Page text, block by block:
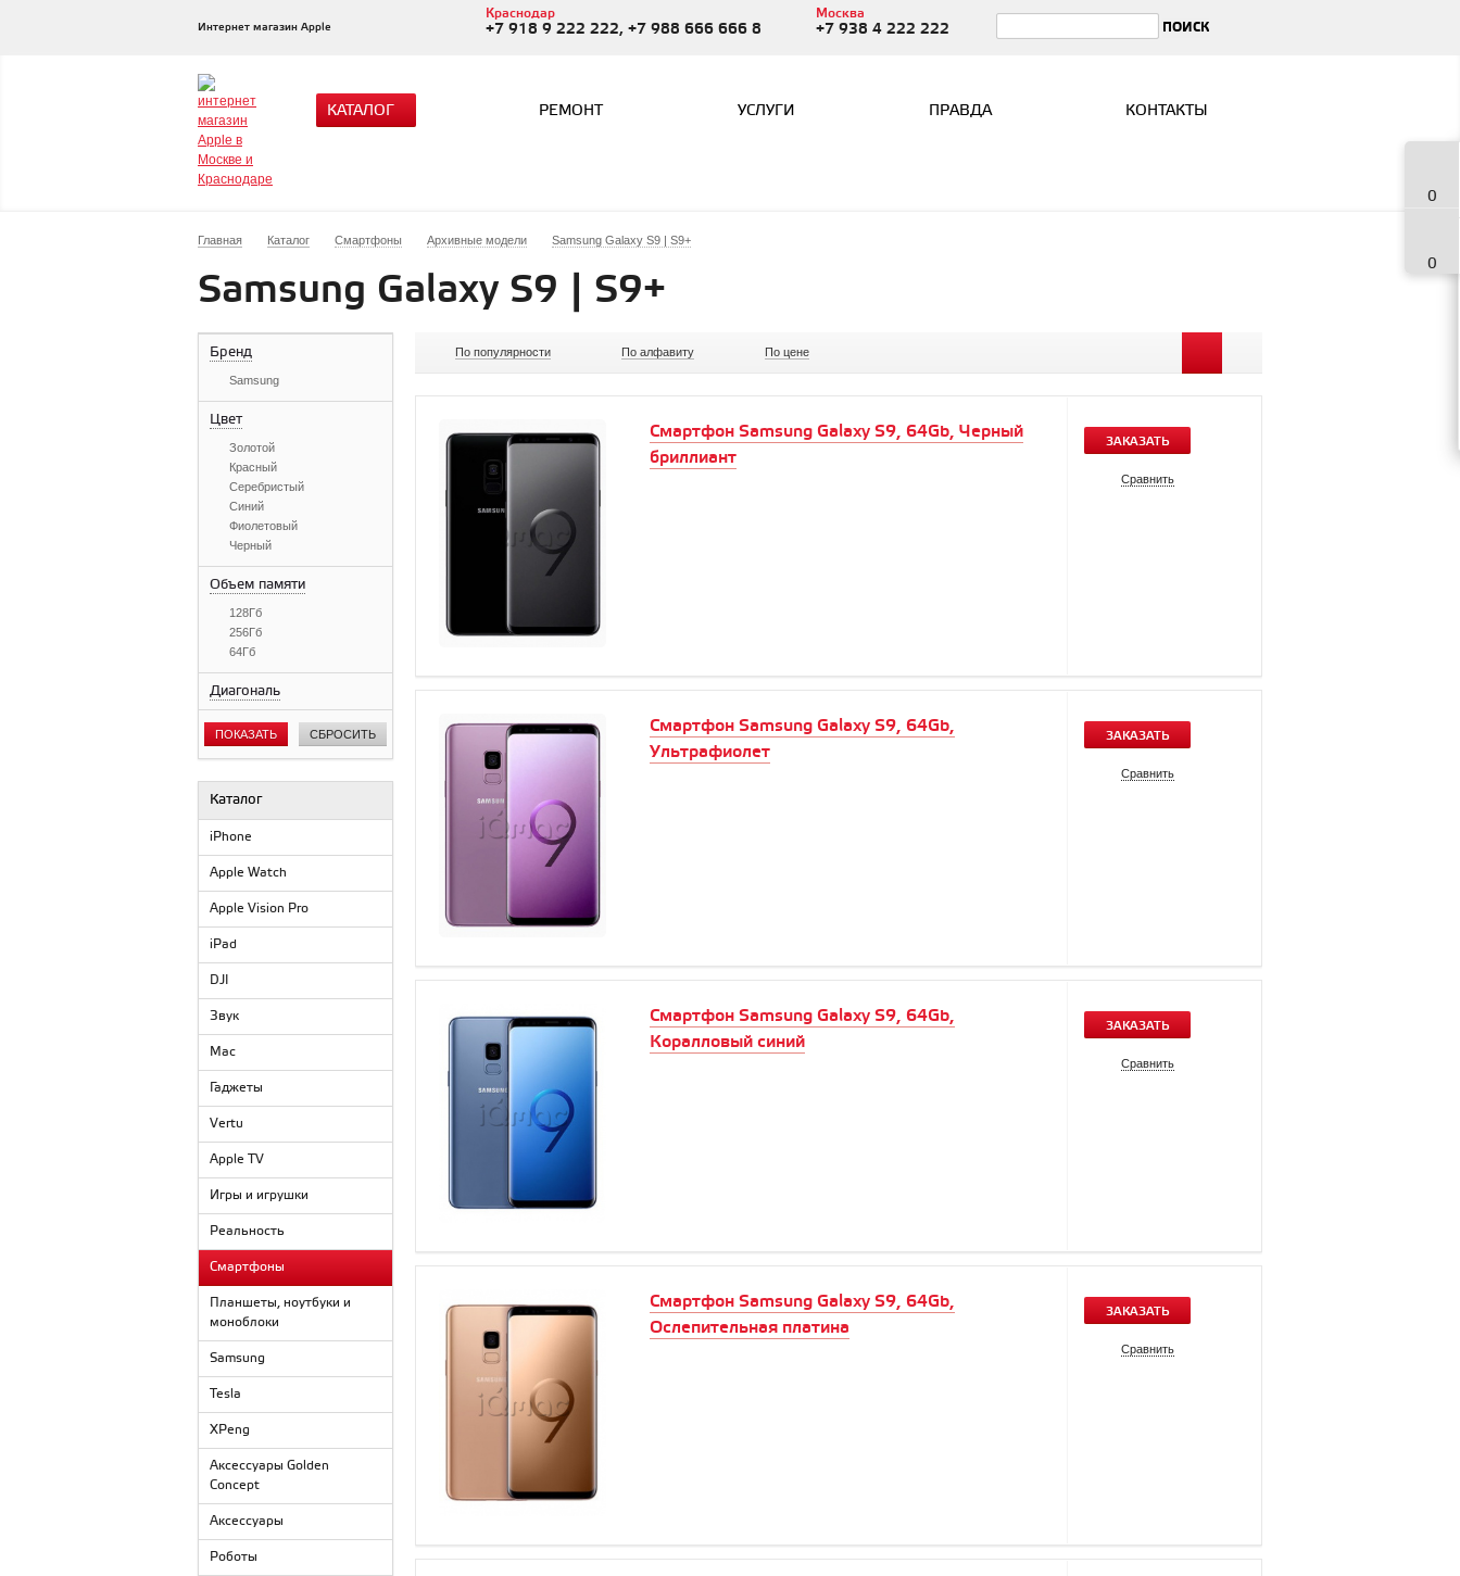
Интернет магазин Apple
Краснодар
+7 918 9 222 222, +7 988 666 666 8
Москва
+7 938 4 222 222
КАТАЛОГ РЕМОНТ УСЛУГИ ПРАВДА КОНТАКТЫ
0
0
Главная Каталог Смартфоны Архивные модели Samsung Galaxy S9 | S9+
Samsung Galaxy S9 | S9+
Бренд
Samsung
Цвет
Золотой
Красный
Серебристый
Синий
Фиолетовый
Черный
Объем памяти
128Гб
256Гб
64Гб
Диагональ
ПОКАЗАТЬ СБРОСИТЬ
Каталог
iPhone
Apple Watch
Apple Vision Pro
iPad
DJI
Звук
Mac
Гаджеты
Vertu
Apple TV
Игры и игрушки
Реальность
Смартфоны
Планшеты, ноутбуки и
моноблоки
Samsung
Tesla
XPeng
Аксессуары Golden
Concept
Аксессуары
Роботы
По популярности По алфавиту По цене
Смартфон Samsung Galaxy S9, 64Gb, Черный
бриллиант
ЗАКАЗАТЬ
Сравнить
Смартфон Samsung Galaxy S9, 64Gb,
Ультрафиолет
ЗАКАЗАТЬ
Сравнить
Смартфон Samsung Galaxy S9, 64Gb,
Коралловый синий
ЗАКАЗАТЬ
Сравнить
Смартфон Samsung Galaxy S9, 64Gb,
Ослепительная платина
ЗАКАЗАТЬ
Сравнить